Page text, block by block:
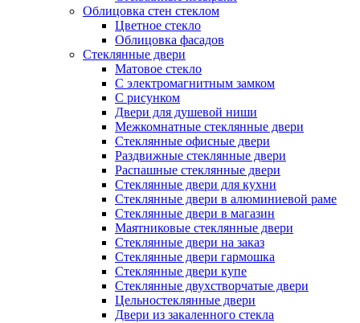
Облицовка стен стеклом
Цветное стекло
Облицовка фасадов
Стеклянные двери
Матовое стекло
С электромагнитным замком
С рисунком
Двери для душевой ниши
Межкомнатные стеклянные двери
Стеклянные офисные двери
Раздвижные стеклянные двери
Распашные стеклянные двери
Стеклянные двери для кухни
Стеклянные двери в алюминиевой раме
Стеклянные двери в магазин
Маятниковые стеклянные двери
Стеклянные двери на заказ
Стеклянные двери гармошка
Стеклянные двери купе
Стеклянные двухстворчатые двери
Цельностеклянные двери
Двери из закаленного стекла